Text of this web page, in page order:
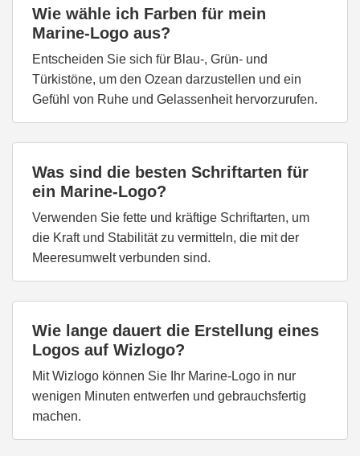
Wie wähle ich Farben für mein
Marine-Logo aus?
Entscheiden Sie sich für Blau-, Grün- und
Türkistöne, um den Ozean darzustellen und ein
Gefühl von Ruhe und Gelassenheit hervorzurufen.
Was sind die besten Schriftarten für
ein Marine-Logo?
Verwenden Sie fette und kräftige Schriftarten, um
die Kraft und Stabilität zu vermitteln, die mit der
Meeresumwelt verbunden sind.
Wie lange dauert die Erstellung eines
Logos auf Wizlogo?
Mit Wizlogo können Sie Ihr Marine-Logo in nur
wenigen Minuten entwerfen und gebrauchsfertig
machen.